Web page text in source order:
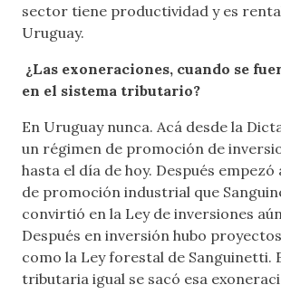
sector tiene productividad y es
Uruguay.
¿Las exoneraciones, cuando se
en el sistema tributario?
En Uruguay nunca. Acá desde la
un régimen de promoción de
hasta el día de hoy. Después empezó
de promoción industrial que
convirtió en la Ley de inversiones
Después en inversión hubo
como la Ley forestal de Sanguinetti.
tributaria igual se sacó esa